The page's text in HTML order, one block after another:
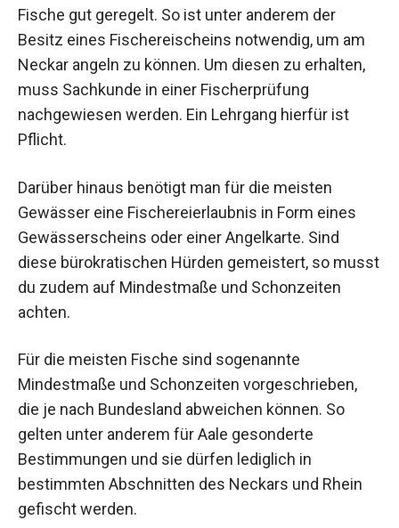
Fische gut geregelt. So ist unter anderem der
Besitz eines Fischereischeins notwendig, um am
Neckar angeln zu können. Um diesen zu erhalten,
muss Sachkunde in einer Fischerprüfung
nachgewiesen werden. Ein Lehrgang hierfür ist
Pflicht.
Darüber hinaus benötigt man für die meisten
Gewässer eine Fischereierlaubnis in Form eines
Gewässerscheins oder einer Angelkarte. Sind
diese bürokratischen Hürden gemeistert, so musst
du zudem auf Mindestmaße und Schonzeiten
achten.
Für die meisten Fische sind sogenannte
Mindestmaße und Schonzeiten vorgeschrieben,
die je nach Bundesland abweichen können. So
gelten unter anderem für Aale gesonderte
Bestimmungen und sie dürfen lediglich in
bestimmten Abschnitten des Neckars und Rhein
gefischt werden.